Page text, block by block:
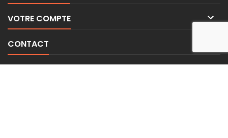
VOTRE COMPTE 
CONTACT